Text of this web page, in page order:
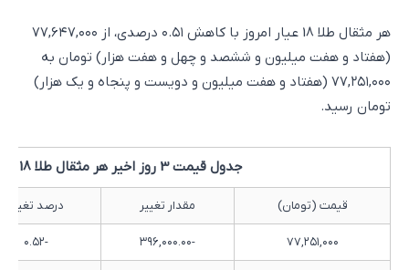
هر مثقال طلا 18 عیار امروز با کاهش ۰.۵۱ درصدی، از ۷۷,۶۴۷,۰۰۰
(هفتاد و هفت میلیون و ششصد و چهل و هفت هزار) تومان به
۷۷,۲۵۱,۰۰۰ (هفتاد و هفت میلیون و دویست و پنجاه و یک هزار)
تومان رسید.
جدول قیمت 3 روز اخیر هر مثقال طلا 18 عیار
قیمت (تومان) مقدار تغییر درصد تغییر
۷۷,۲۵۱,۰۰۰ -۳۹۶,۰۰۰.۰۰ -۰.۵۲